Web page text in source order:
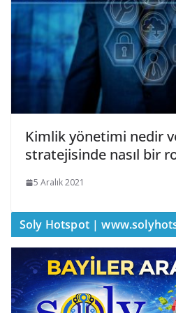
Kimlik yönetimi nedir
stratejisinde nasıl bir
5 Aralık 2021
Soly Hotspot |